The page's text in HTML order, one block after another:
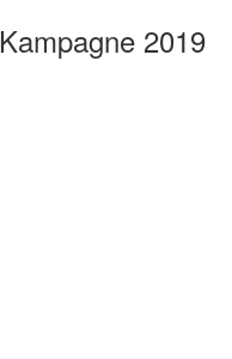
Kampagne 2019